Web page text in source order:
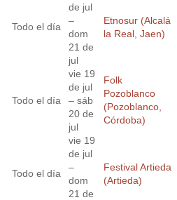
Todo el día
de jul
–
dom
21 de
jul
Etnosur (Alcalá
la Real, Jaen)
Todo el día
vie 19
de jul
– sáb
20 de
jul
Folk
Pozoblanco
(Pozoblanco,
Córdoba)
Todo el día
vie 19
de jul
–
dom
21 de
Festival Artieda
(Artieda)